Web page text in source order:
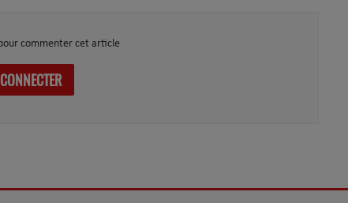
commenter cet article